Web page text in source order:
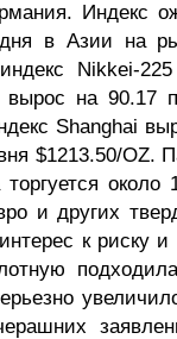
Индекс
в Азии на
Nikkei-
вырос на 90.17
Shanghai
$1213.50/OZ.
и других
к риску